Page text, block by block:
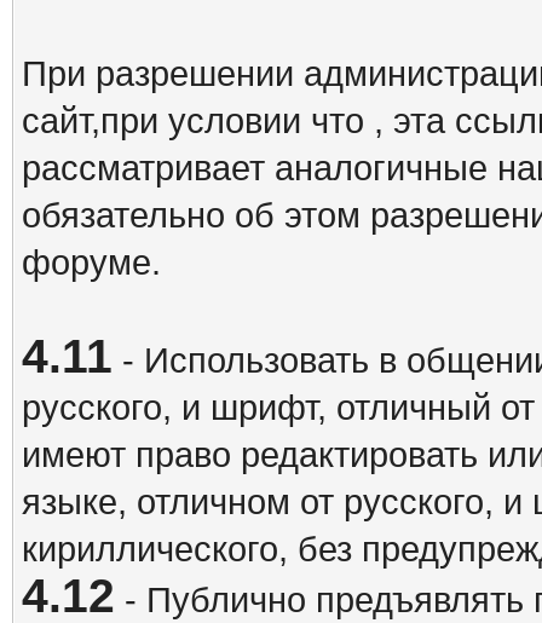
При разрешении
сайт,при условии что , эта
рассматривает аналогичные
обязательно об этом
форуме.
4.11 - Использовать в
русского, и шрифт, отличный
имеют право редактировать
языке, отличном от русского,
кириллического, без
4.12 - Публично предъявлять